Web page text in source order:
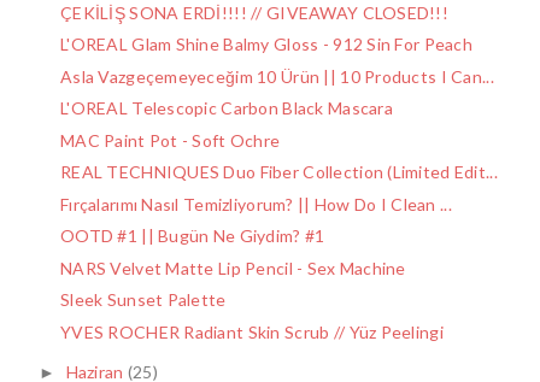
ÇEKİLİŞ SONA ERDİ!!!! // GIVEAWAY CLOSED!!!
L'OREAL Glam Shine Balmy Gloss - 912 Sin For Peach
Asla Vazgeçemeyeceğim 10 Ürün || 10 Products I Can...
L'OREAL Telescopic Carbon Black Mascara
MAC Paint Pot - Soft Ochre
REAL TECHNIQUES Duo Fiber Collection (Limited Edit...
Fırçalarımı Nasıl Temizliyorum? || How Do I Clean ...
OOTD #1 || Bugün Ne Giydim? #1
NARS Velvet Matte Lip Pencil - Sex Machine
Sleek Sunset Palette
YVES ROCHER Radiant Skin Scrub // Yüz Peelingi
► Haziran (25)